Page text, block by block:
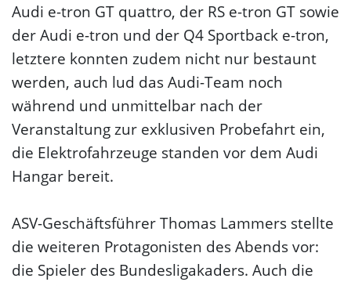
Audi e-tron GT quattro, der RS e-tron GT sowie
der Audi e-tron und der Q4 Sportback e-tron,
letztere konnten zudem nicht nur bestaunt
werden, auch lud das Audi-Team noch
während und unmittelbar nach der
Veranstaltung zur exklusiven Probefahrt ein,
die Elektrofahrzeuge standen vor dem Audi
Hangar bereit.
ASV-Geschäftsführer Thomas Lammers stellte
die weiteren Protagonisten des Abends vor:
die Spieler des Bundesligakaders. Auch die